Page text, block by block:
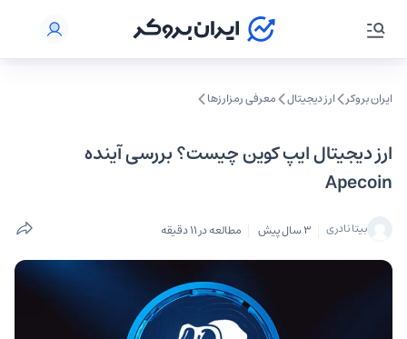
ایران بروکر ارز دیجیتال معرفی رمزارزها
ارز دیجیتال ایپ کوین چیست؟ بررسی آینده
Apecoin
بیتا نادری 3 سال پیش مطالعه در 11 دقیقه